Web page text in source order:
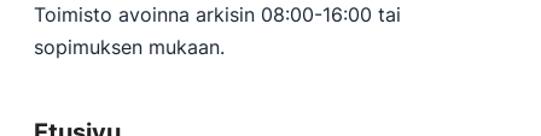
Toimisto avoinna arkisin 08:00-16:00 tai
sopimuksen mukaan.